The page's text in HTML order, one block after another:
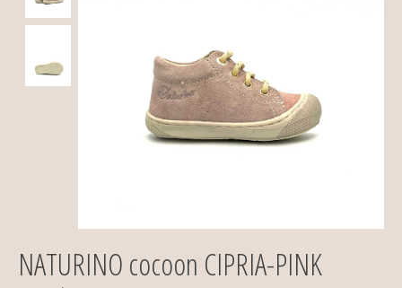
NATURINO cocoon CIPRIA-PINK